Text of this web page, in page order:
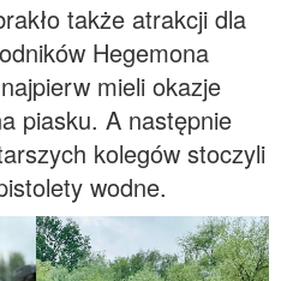
także atrakcji dla
Hegemona
mieli okazje
piasku. A następnie
kolegów stoczyli
wodne.